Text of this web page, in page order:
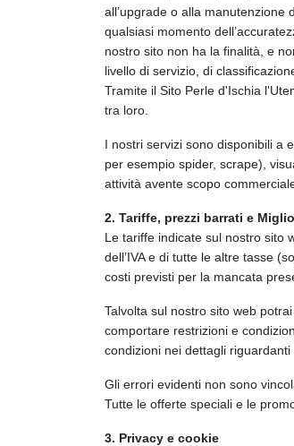
all’upgrade o alla
qualsiasi momento
nostro sito non ha la finalità, e
livello di servizio, di
Tramite il Sito Perle d'Ischia
tra loro.
I nostri servizi sono disponibili a
per esempio spider, scrape),
attività avente scopo
2. Tariffe, prezzi barrati e
Le tariffe indicate sul nostro sito
dell’IVA e di tutte le altre tasse
costi previsti per la mancata
Talvolta sul nostro sito web
comportare restrizioni e
condizioni nei dettagli riguardanti
Gli errori evidenti non sono
Tutte le offerte speciali e le
3. Privacy e cookie